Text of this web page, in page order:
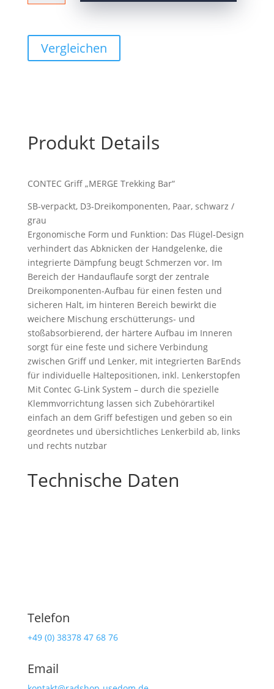
140mm
Menge
Vergleichen
Produkt Details
CONTEC Griff „MERGE Trekking Bar“
SB-verpackt, D3-Dreikomponenten, Paar, schwarz /
grau
Ergonomische Form und Funktion: Das Flügel-Design
verhindert das Abknicken der Handgelenke, die
integrierte Dämpfung beugt Schmerzen vor. Im
Bereich der Handauflaufe sorgt der zentrale
Dreikomponenten-Aufbau für einen festen und
sicheren Halt, im hinteren Bereich bewirkt die
weichere Mischung erschütterungs- und
stoßabsorbierend, der härtere Aufbau im Inneren
sorgt für eine feste und sichere Verbindung
zwischen Griff und Lenker, mit integrierten BarEnds
für individuelle Haltepositionen, inkl. Lenkerstopfen
Mit Contec G-Link System – durch die spezielle
Klemmvorrichtung lassen sich Zubehörartikel
einfach an dem Griff befestigen und geben so ein
geordnetes und übersichtliches Lenkerbild ab, links
und rechts nutzbar
Technische Daten
Telefon
+49 (0) 38378 47 68 76
Email